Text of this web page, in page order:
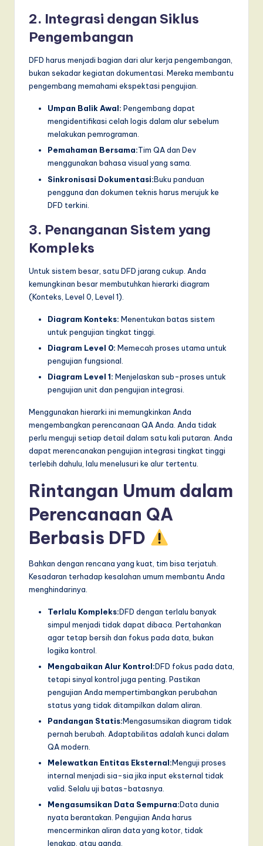
2. Integrasi dengan Siklus
Pengembangan
DFD harus menjadi bagian dari alur kerja pengembangan,
bukan sekadar kegiatan dokumentasi. Mereka membantu
pengembang memahami ekspektasi pengujian.
Umpan Balik Awal: Pengembang dapat
mengidentifikasi celah logis dalam alur sebelum
melakukan pemrograman.
Pemahaman Bersama:Tim QA dan Dev
menggunakan bahasa visual yang sama.
Sinkronisasi Dokumentasi:Buku panduan
pengguna dan dokumen teknis harus merujuk ke
DFD terkini.
3. Penanganan Sistem yang
Kompleks
Untuk sistem besar, satu DFD jarang cukup. Anda
kemungkinan besar membutuhkan hierarki diagram
(Konteks, Level 0, Level 1).
Diagram Konteks: Menentukan batas sistem
untuk pengujian tingkat tinggi.
Diagram Level 0: Memecah proses utama untuk
pengujian fungsional.
Diagram Level 1: Menjelaskan sub-proses untuk
pengujian unit dan pengujian integrasi.
Menggunakan hierarki ini memungkinkan Anda
mengembangkan perencanaan QA Anda. Anda tidak
perlu menguji setiap detail dalam satu kali putaran. Anda
dapat merencanakan pengujian integrasi tingkat tinggi
terlebih dahulu, lalu menelusuri ke alur tertentu.
Rintangan Umum dalam
Perencanaan QA
Berbasis DFD
Bahkan dengan rencana yang kuat, tim bisa terjatuh.
Kesadaran terhadap kesalahan umum membantu Anda
menghindarinya.
Terlalu Kompleks:DFD dengan terlalu banyak
simpul menjadi tidak dapat dibaca. Pertahankan
agar tetap bersih dan fokus pada data, bukan
logika kontrol.
Mengabaikan Alur Kontrol:DFD fokus pada data,
tetapi sinyal kontrol juga penting. Pastikan
pengujian Anda mempertimbangkan perubahan
status yang tidak ditampilkan dalam aliran.
Pandangan Statis:Mengasumsikan diagram tidak
pernah berubah. Adaptabilitas adalah kunci dalam
QA modern.
Melewatkan Entitas Eksternal:Menguji proses
internal menjadi sia-sia jika input eksternal tidak
valid. Selalu uji batas-batasnya.
Mengasumsikan Data Sempurna:Data dunia
nyata berantakan. Pengujian Anda harus
mencerminkan aliran data yang kotor, tidak
lengkap, atau ganda.